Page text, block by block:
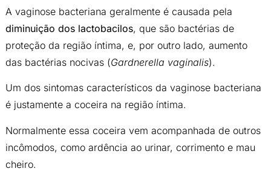
A vaginose bacteriana geralmente é causada pela
diminuição dos lactobacilos, que são bactérias de
proteção da região íntima, e, por outro lado, aumento
das bactérias nocivas (Gardnerella vaginalis).
Um dos sintomas característicos da vaginose bacteriana
é justamente a coceira na região íntima.
Normalmente essa coceira vem acompanhada de outros
incômodos, como ardência ao urinar, corrimento e mau
cheiro.